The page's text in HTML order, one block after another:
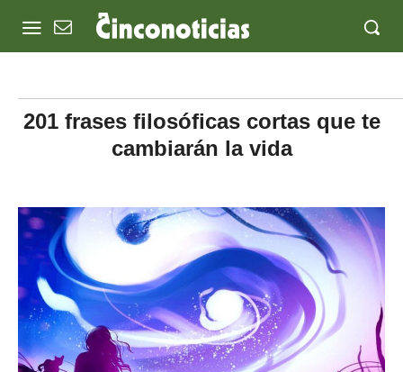
201 frases filosóficas cortas que te
cambiarán la vida